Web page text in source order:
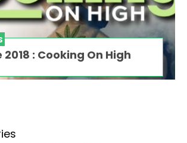
: Cooking On High